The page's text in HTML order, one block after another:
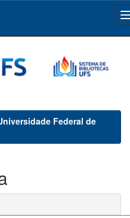
Federal de